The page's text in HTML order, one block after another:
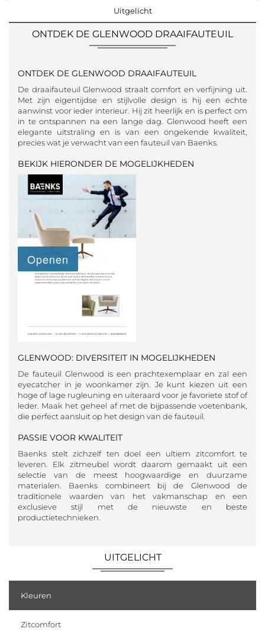
Uitgelicht
ONTDEK DE GLENWOOD DRAAIFAUTEUIL
ONTDEK DE GLENWOOD DRAAIFAUTEUIL
De draaifauteuil Glenwood straalt comfort en verfijning uit.
Met zijn eigentijdse en stijlvolle design is hij een echte
aanwinst voor ieder interieur. Hij zit heerlijk en is perfect om
in te ontspannen na een lange dag. Glenwood heeft een
elegante uitstraling en is van een ongekende kwaliteit,
precies wat je verwacht van een fauteuil van Baenks.
BEKIJK HIERONDER DE MOGELIJKHEDEN
GLENWOOD: DIVERSITEIT IN MOGELIJKHEDEN
De fauteuil Glenwood is een prachtexemplaar en zal een
eyecatcher in je woonkamer zijn. Je kunt kiezen uit een
hoge of lage rugleuning en uiteraard voor je favoriete stof of
leder. Maak het geheel af met de bijpassende voetenbank,
die perfect aansluit op het design van de fauteuil.
PASSIE VOOR KWALITEIT
Baenks stelt zichzelf ten doel een ultiem zitcomfort te
leveren. Elk zitmeubel wordt daarom gemaakt uit een
selectie van de meest hoogwaardige en duurzame
materialen. Baenks combineert bij de Glenwood de
traditionele waarden van het vakmanschap en een
exclusieve stijl met de nieuwste en beste
productietechnieken.
UITGELICHT
Kleuren
Zitcomfort